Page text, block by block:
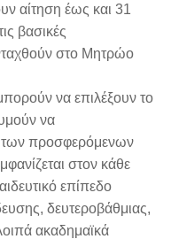
αίτηση έως και 31
βασικές
στο Μητρώο
να επιλέξουν το
να
των προσφερόμενων
στον κάθε
επίπεδο
δευτεροβάθμιας,
ακαδημαϊκά